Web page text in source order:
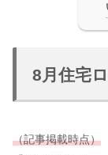
8月住宅
（記事掲載時点）